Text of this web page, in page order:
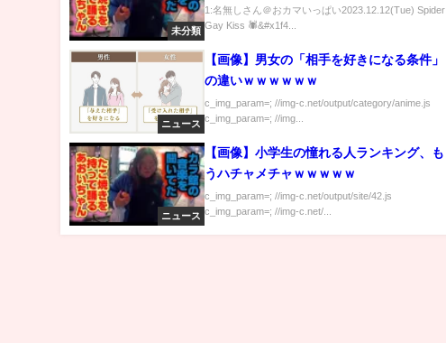
未分類
1:名無しさん＠おカマいっぱい2023.12.12(Tue) Spider
Gay Kiss 🕷️&#x1f4...
ニュース
【画像】男女の「相手を好きになる条件」
の違いｗｗｗｗｗｗ
c_img_param=; //img-c.net/output/category/anime.js
c_img_param=; //img...
ニュース
【画像】小学生の憧れる人ランキング、も
うハチャメチャｗｗｗｗｗ
c_img_param=; //img-c.net/output/site/42.js
c_img_param=; //img-c.net/...